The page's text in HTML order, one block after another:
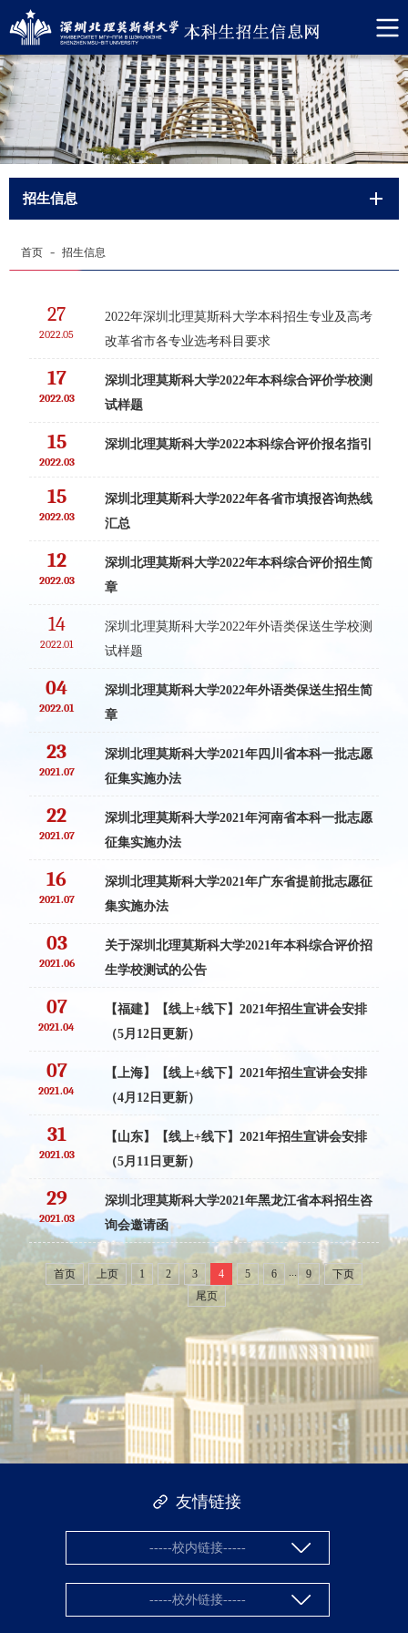
招生信息
首页 - 招生信息
27
2022.05
2022年深圳北理莫斯科大学本科招生专业及高考
改革省市各专业选考科目要求
17
2022.03
深圳北理莫斯科大学2022年本科综合评价学校测
试样题
15
2022.03
深圳北理莫斯科大学2022本科综合评价报名指引
15
2022.03
深圳北理莫斯科大学2022年各省市填报咨询热线
汇总
12
2022.03
深圳北理莫斯科大学2022年本科综合评价招生简
章
14
2022.01
深圳北理莫斯科大学2022年外语类保送生学校测
试样题
04
2022.01
深圳北理莫斯科大学2022年外语类保送生招生简
章
23
2021.07
深圳北理莫斯科大学2021年四川省本科一批志愿
征集实施办法
22
2021.07
深圳北理莫斯科大学2021年河南省本科一批志愿
征集实施办法
16
2021.07
深圳北理莫斯科大学2021年广东省提前批志愿征
集实施办法
03
2021.06
关于深圳北理莫斯科大学2021年本科综合评价招
生学校测试的公告
07
2021.04
【福建】【线上+线下】2021年招生宣讲会安排
（5月12日更新）
07
2021.04
【上海】【线上+线下】2021年招生宣讲会安排
（4月12日更新）
31
2021.03
【山东】【线上+线下】2021年招生宣讲会安排
（5月11日更新）
29
2021.03
深圳北理莫斯科大学2021年黑龙江省本科招生咨
询会邀请函
首页 上页 1 2 3 4 5 6 ... 9
下页
尾页
友情链接
-----校内链接-----
-----校外链接-----